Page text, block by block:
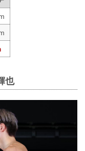
也